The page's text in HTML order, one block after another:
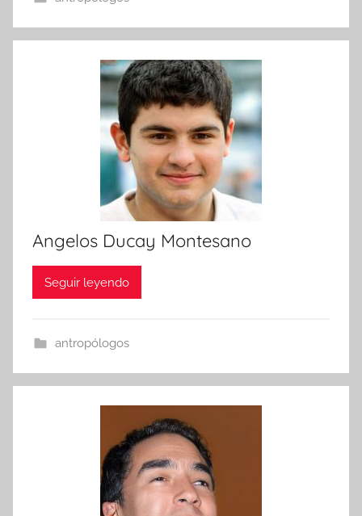
Angelos Ducay Montesano
Seguir leyendo
antropólogos